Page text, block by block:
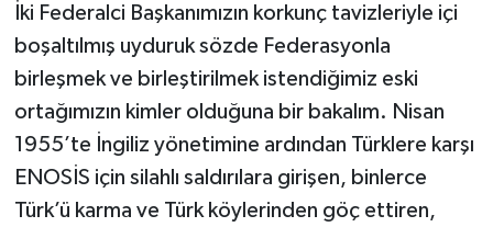
İki Federalci Başkanımızın korkunç tavizleriyle içi
boşaltılmış uyduruk sözde Federasyonla
birleşmek ve birleştirilmek istendiğimiz eski
ortağımızın kimler olduğuna bir bakalım. Nisan
1955’te İngiliz yönetimine ardından Türklere karşı
ENOSİS için silahlı saldırılara girişen, binlerce
Türk’ü karma ve Türk köylerinden göç ettiren,